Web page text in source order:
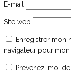
E-mail
Site web
Enregistrer mon
navigateur pour
Prévenez-moi